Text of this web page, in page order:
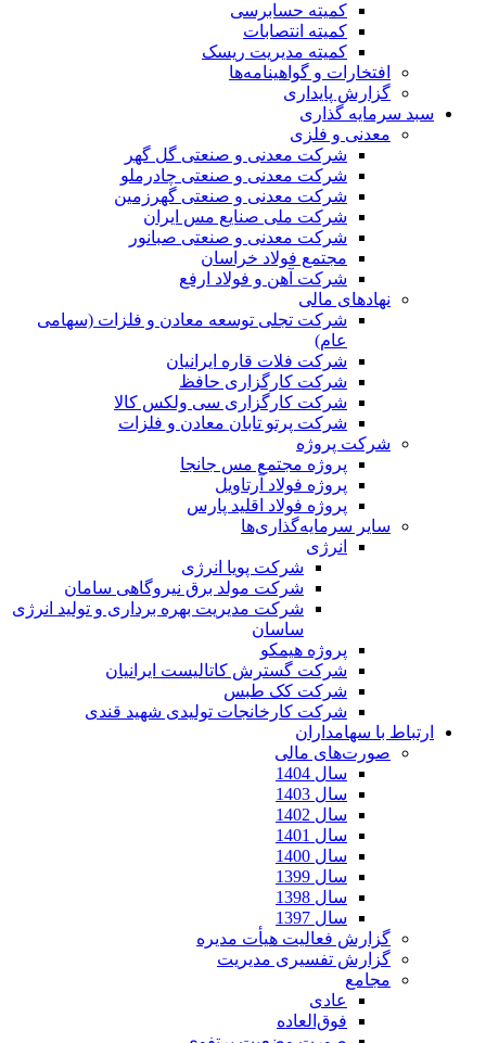
کمیته حسابرسی
کمیته انتصابات
کمیته مدیریت ریسک
افتخارات و گواهینامه‌ها
گزارش پایداری
سبد سرمایه گذاری
معدنی و فلزی
شرکت معدنی و صنعتی گل گهر
شرکت معدنی و صنعتی چادرملو
شرکت معدنی و صنعتی گهرزمین
شرکت ملی صنایع مس ایران
شرکت معدنی و صنعتی صبانور
مجتمع فولاد خراسان
شرکت آهن و فولاد ارفع
نهادهای مالی
شرکت تجلی توسعه معادن و فلزات (سهامی
عام)
شرکت فلات قاره ایرانیان
شرکت کارگزاری حافظ
شرکت کارگزاری سی ولکس کالا
شرکت پرتو تابان معادن و فلزات
شرکت پروژه
پروژه مجتمع مس جانجا
پروژه فولاد آرتاویل
پروژه فولاد اقلید پارس
سایر سرمایه‌گذاری‌ها
انرژی
شرکت پویا انرژی
شرکت مولد برق نیروگاهی سامان
شرکت مدیریت بهره برداری و تولید انرژی
ساسان
پروژه هیمکو
شرکت گسترش کاتالیست ایرانیان
شرکت کک طبس
شرکت کارخانجات تولیدی شهید قندی
ارتباط با سهامداران
صورت‌های مالی
سال 1404
سال 1403
سال 1402
سال 1401
سال 1400
سال 1399
سال 1398
سال 1397
گزارش فعالیت هیأت مدیره
گزارش تفسیری مدیریت
مجامع
عادی
فوق‌العاده